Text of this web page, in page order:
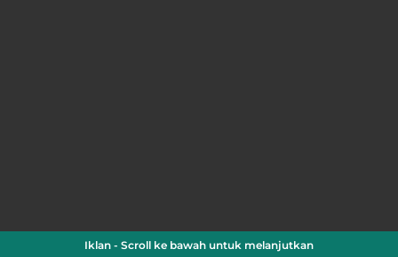
Iklan - Scroll ke bawah untuk melanjutkan